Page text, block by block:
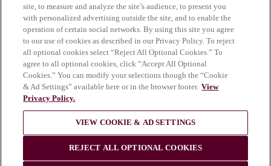
アルコールの乱用は健康にとって危険であ
り、適度な飲酒が必要である。
© Krug 2026
site, to measure and analyze the site’s audience, to present you
with personalized advertising outside the site, and to enable the
operation of certain social networks. By using this site you agree
to our use of cookies as described in our Privacy Policy. To reject
all optional cookies select “Reject All Optional Cookies.” To
agree to all optional cookies, click “Accept All Optional
Cookies.” You can modify your selections though the “Cookie
& Ad Settings” available here or in the browser footer. View
Privacy Policy.
VIEW COOKIE & AD SETTINGS
REJECT ALL OPTIONAL COOKIES